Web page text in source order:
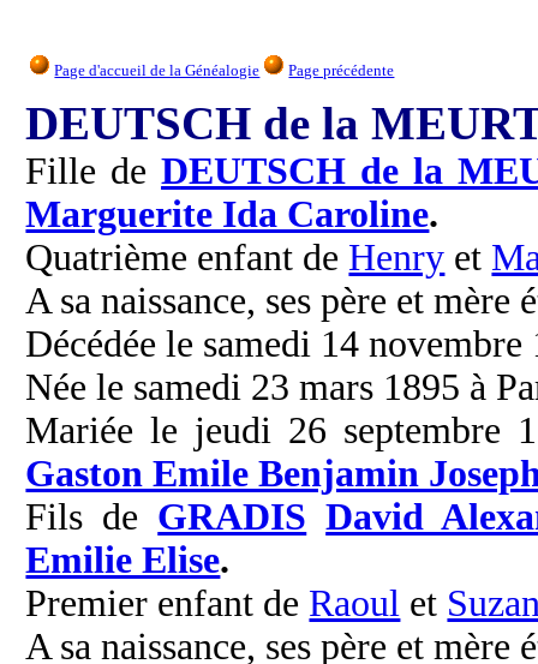
Page d'accueil de la Généalogie Page précédente
DEUTSCH de la
Fille deDEUTSCH de la
Marguerite Ida Caroline.
Quatrième enfant de Henry et
A sa naissance, ses père et mère
Décédée le samedi 14
Née le samedi 23 mars 1895 à
Mariée le jeudi 26 septembre
Gaston Emile Benjamin
Fils de GRADIS David
Emilie Elise.
Premier enfant de Raoul et
A sa naissance, ses père et mère